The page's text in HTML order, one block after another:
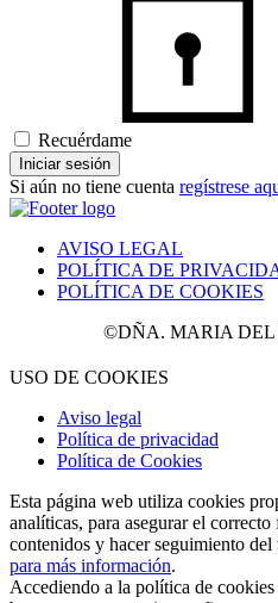
Recuérdame
Iniciar sesión
Si aún no tiene cuenta regístrese
AVISO LEGAL
POLÍTICA DE
POLÍTICA DE COOKIES
©DÑA. MARIA DEL
USO DE COOKIES
Aviso legal
Política de privacidad
Política de Cookies
Esta página web utiliza cookies
analíticas, para asegurar el
contenidos y hacer seguimiento del
para más información.
Accediendo a la política de